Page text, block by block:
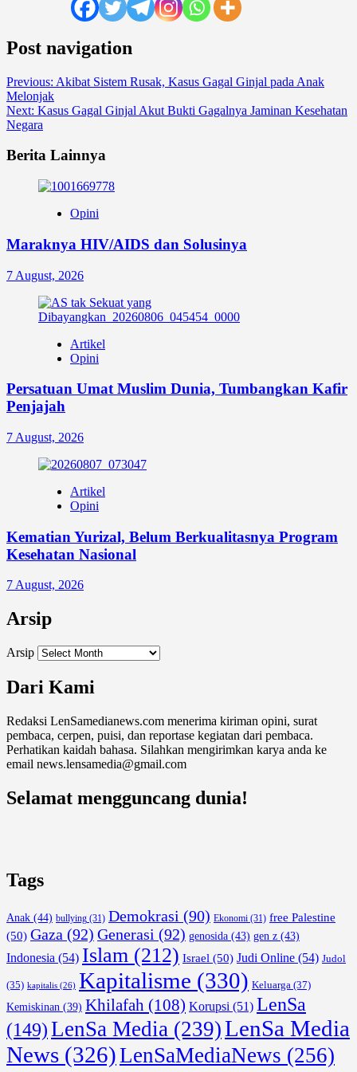
Post navigation
Previous: Akibat Sistem Rusak, Kasus Gagal Ginjal pada Anak
Melonjak
Next: Kasus Gagal Ginjal Akut Bukti Gagalnya Jaminan Kesehatan
Negara
Berita Lainnya
Opini
Maraknya HIV/AIDS dan Solusinya
7 August, 2026
Artikel
Opini
Persatuan Umat Muslim Dunia, Tumbangkan Kafir
Penjajah
7 August, 2026
Artikel
Opini
Kematian Yurizal, Belum Berkualitasnya Program
Kesehatan Nasional
7 August, 2026
Arsip
Arsip
Dari Kami
Redaksi LenSamedianews.com menerima kiriman opini, surat
pembaca, cerpen, puisi, dan reportase kegiatan dari pembaca.
Perhatikan kaidah bahasa. Silahkan mengirimkan karya anda ke
email news.lensamedia@gmail.com
Selamat mengguncang dunia!
Tags
Anak (44) bullying (31) Demokrasi (90) Ekonomi (31) free Palestine
(50) Gaza (92) Generasi (92) genosida (43) gen z (43)
Indonesia (54) Islam (212) Israel (50) Judi Online (54) Judol
(35) kapitalis (26) Kapitalisme (330) Keluarga (37)
Kemiskinan (39) Khilafah (108) Korupsi (51) LenSa
(149)LenSa Media (239)LenSa Media
News (326)LenSaMediaNews (256)